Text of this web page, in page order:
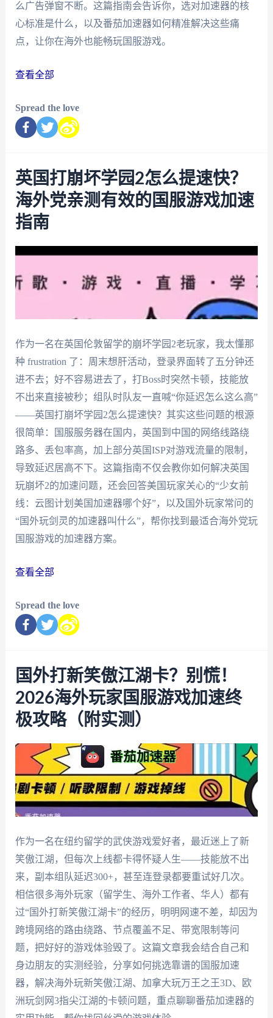
么广告弹窗不断。这篇指南会告诉你，选对加速器的核
心标准是什么，以及番茄加速器如何精准解决这些痛
点，让你在海外也能畅玩国服游戏。
查看全部
Spread the love
英国打崩坏学园2怎么提速快？
海外党亲测有效的国服游戏加速
指南
作为一名在英国伦敦留学的崩坏学园2老玩家，我太懂那
种 frustration 了：周末想肝活动，登录界面转了五分钟还
进不去；好不容易进去了，打Boss时突然卡顿，技能放
不出来直接被秒；组队时队友一直喊“你延迟怎么这么高”
——英国打崩坏学园2怎么提速快？其实这些问题的根源
很简单：国服服务器在国内，英国到中国的网络线路绕
路多、丢包率高，加上部分英国ISP对游戏流量的限制，
导致延迟居高不下。这篇指南不仅会教你如何解决英国
玩崩坏2的加速问题，还会回答美国玩家关心的“少女前
线：云图计划美国加速器哪个好”，以及国外玩家常问的
“国外玩剑灵的加速器叫什么”，帮你找到最适合海外党玩
国服游戏的加速器方案。
查看全部
Spread the love
国外打新笑傲江湖卡？别慌！
2026海外玩家国服游戏加速终
极攻略（附实测）
作为一名在纽约留学的武侠游戏爱好者，最近迷上了新
笑傲江湖，但每次上线都卡得怀疑人生——技能放不出
来，副本组队延迟300+，甚至连登录都要重试好几次。
相信很多海外玩家（留学生、海外工作者、华人）都有
过“国外打新笑傲江湖卡”的经历，明明网速不差，却因为
跨境网络的路由绕路、节点覆盖不足、带宽限制等问
题，把好好的游戏体验毁了。这篇文章我会结合自己和
身边朋友的实测经验，分享如何挑选靠谱的国服加速
器，解决海外玩新笑傲江湖、加拿大玩万王之王3D、欧
洲玩剑网3指尖江湖的卡顿问题，重点聊聊番茄加速器的